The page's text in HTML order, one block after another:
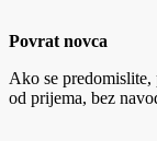
Povrat novca
Ako se
od prijema, bez